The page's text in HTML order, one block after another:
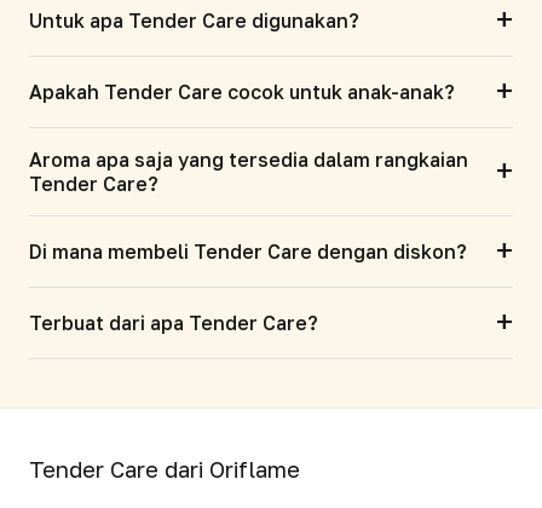
Untuk apa Tender Care digunakan? +
Apakah Tender Care cocok untuk anak-anak? +
Aroma apa saja yang tersedia dalam rangkaian
Tender Care?
+
Di mana membeli Tender Care dengan diskon? +
Terbuat dari apa Tender Care? +
Tender Care dari Oriflame